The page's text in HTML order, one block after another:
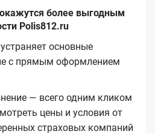
более выгодным
Polis812.ru
основные
с прямым оформлением
— всего одним кликом
цены и условия от
страховых компаний